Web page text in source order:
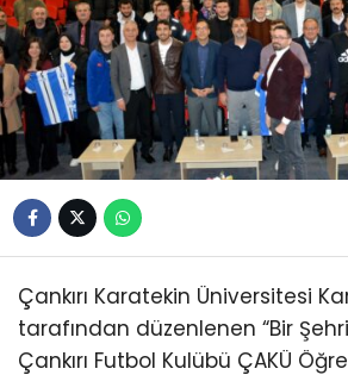
Çankırı Karatekin Üniversitesi
tarafından düzenlenen “Bir
Çankırı Futbol Kulübü ÇAKÜ